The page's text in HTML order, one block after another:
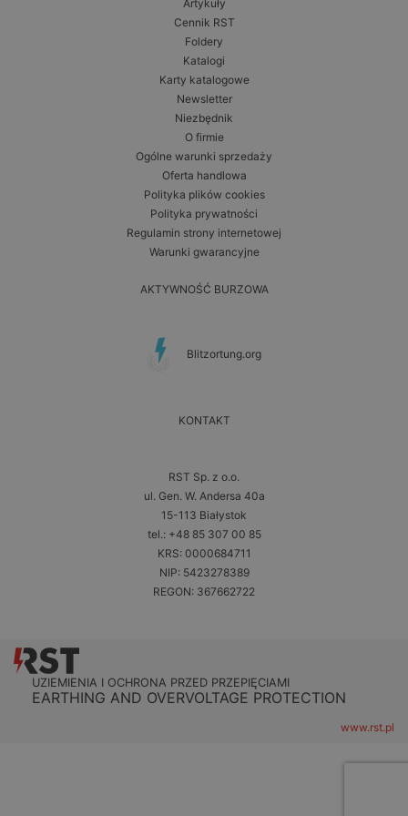
Artykuły
Cennik RST
Foldery
Katalogi
Karty katalogowe
Newsletter
Niezbędnik
O firmie
Ogólne warunki sprzedaży
Oferta handlowa
Polityka plików cookies
Polityka prywatności
Regulamin strony internetowej
Warunki gwarancyjne
AKTYWNOŚĆ BURZOWA
Blitzortung.org
KONTAKT
RST Sp. z o.o.
ul. Gen. W. Andersa 40a
15-113 Białystok
tel.: +48 85 307 00 85
KRS: 0000684711
NIP: 5423278389
REGON: 367662722
UZIEMIENIA I OCHRONA PRZED PRZEPIĘCIAMI
EARTHING AND OVERVOLTAGE PROTECTION
www.rst.pl